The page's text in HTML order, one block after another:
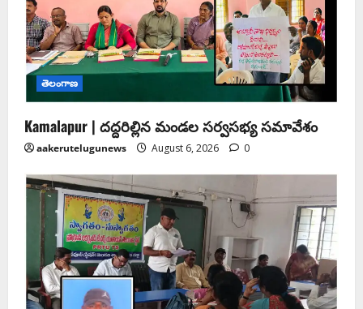
తెలంగాణ
Kamalapur | దద్దరిల్లిన మండల సర్వసభ్య సమావేశం
aakerutelugunews August 6, 2026 0